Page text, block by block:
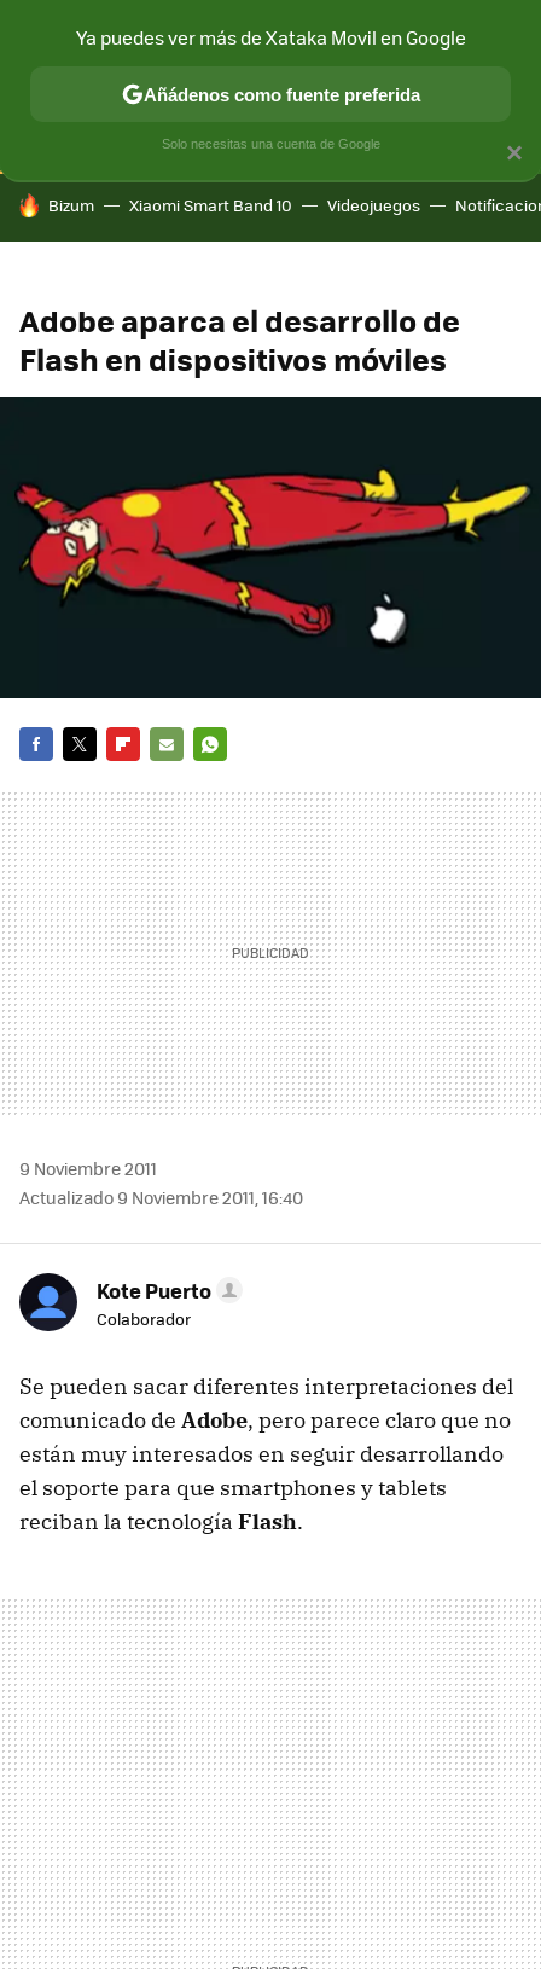
CONECTIVIDAD MÓVIL Y SOCIEDAD APLICACIONES
HOY SE HABLA DE
Bizum Xiaomi Smart Band 10 Videojuegos
Adobe aparca el desarrollo de
Flash en dispositivos móviles
MAIL
9 Noviembre 2011
Actualizado 9 Noviembre 2011, 16:40
Kote Puerto
Colaborador
Se pueden sacar diferentes interpretaciones del
comunicado de Adobe, pero parece claro que no
están muy interesados en seguir desarrollando
el soporte para que smartphones y tablets
reciban la tecnología Flash.
×
Ya puedes ver más de Xataka Movil en Google
Añádenos como fuente preferida
Solo necesitas una cuenta de Google